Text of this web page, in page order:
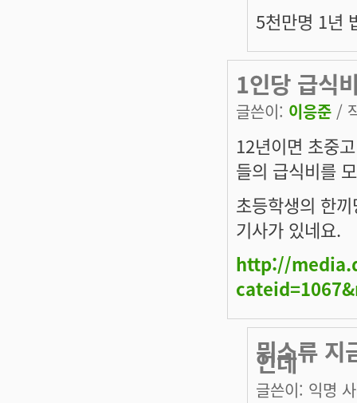
5천만명 1년
1인당 급식
글쓴이: 이응준 /
12년이면 초중
들의 급식비를
초등학생의 한
기사가 있네요.
http://
뭐소류 지
인데
글쓴이: 익명